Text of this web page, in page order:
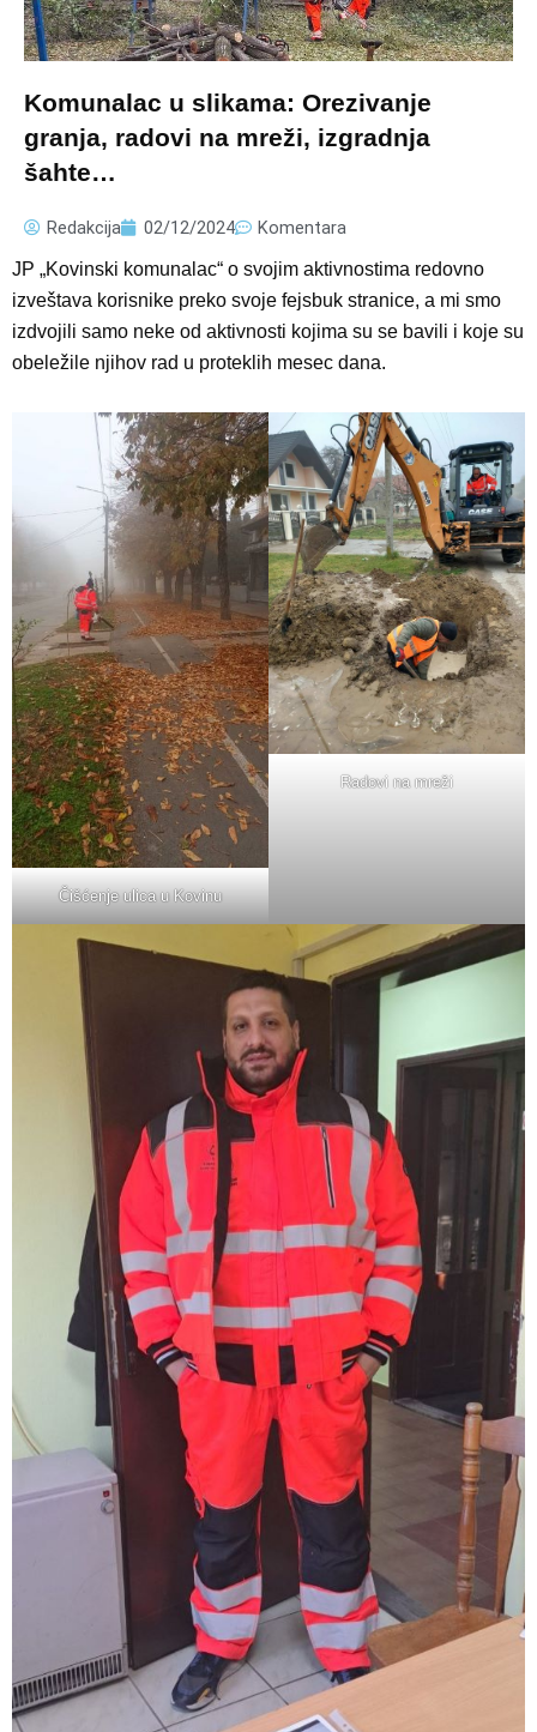
Komunalac u slikama: Orezivanje
granja, radovi na mreži, izgradnja
šahte…
Redakcija 02/12/2024 Komentara
JP „Kovinski komunalac“ o svojim aktivnostima redovno
izveštava korisnike preko svoje fejsbuk stranice, a mi smo
izdvojili samo neke od aktivnosti kojima su se bavili i koje su
obeležile njihov rad u proteklih mesec dana.
Čišćenje ulica u Kovinu
Radovi na mreži